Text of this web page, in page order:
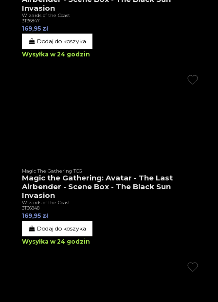
Invasion
Wizards of the Coast
3T36847
169,95 zł
Dodaj do koszyka
Wysyłka w 24 godzin
Magic The Gathering TCG
Magic the Gathering: Avatar - The Last
Airbender - Scene Box - The Black Sun
Invasion
Wizards of the Coast
3T36848
169,95 zł
Dodaj do koszyka
Wysyłka w 24 godzin